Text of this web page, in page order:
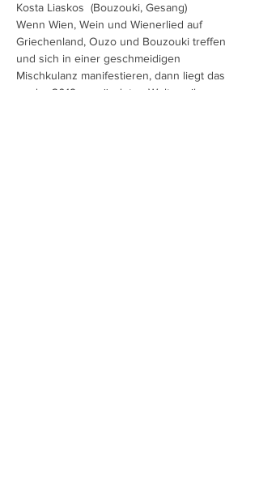
Kosta Liaskos  (Bouzouki, Gesang)
Wenn Wien, Wein und Wienerlied auf
Griechenland, Ouzo und Bouzouki treffen
und sich in einer geschmeidigen
Mischkulanz manifestieren, dann liegt das
an der 2019 gegründeten Weltmusik-